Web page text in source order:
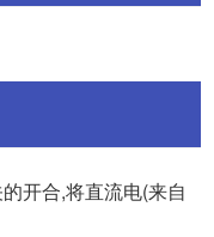
开合,将直流电(来自